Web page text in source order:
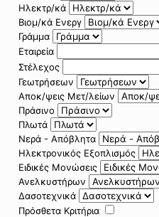
Ηλεκτρ/κά
Βιομ/κά Ενεργ
Γράμμα
Εταιρεία
Στέλεχος
Γεωτρήσεων
Αποκ/ψεις Μετ/λείων
Πράσινο
Πλωτά
Νερά - Απόβλητα
Ηλεκτρονικός Εξοπλισμός
Ειδικές Μονώσεις
Ανελκυστήρων
Δασοτεχνικά
Πρόσθετα Κριτήρια